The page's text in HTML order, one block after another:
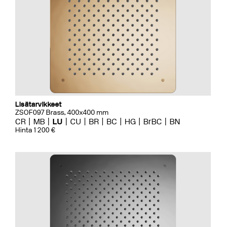
Lisätarvikkeet
ZSOF097 Brass, 400x400 mm
CR MB LU CU BR BC HG BrBC BN
Hinta 1 200 €